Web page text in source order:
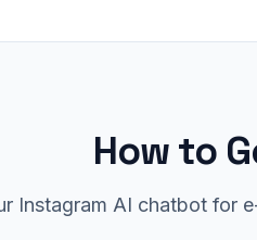
How to
Instagram AI chatbot for